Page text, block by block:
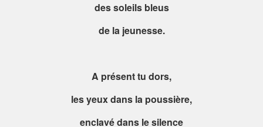
des soleils bleus
de la jeunesse.
A présent tu dors,
les yeux dans la poussière,
enclavé dans le silence